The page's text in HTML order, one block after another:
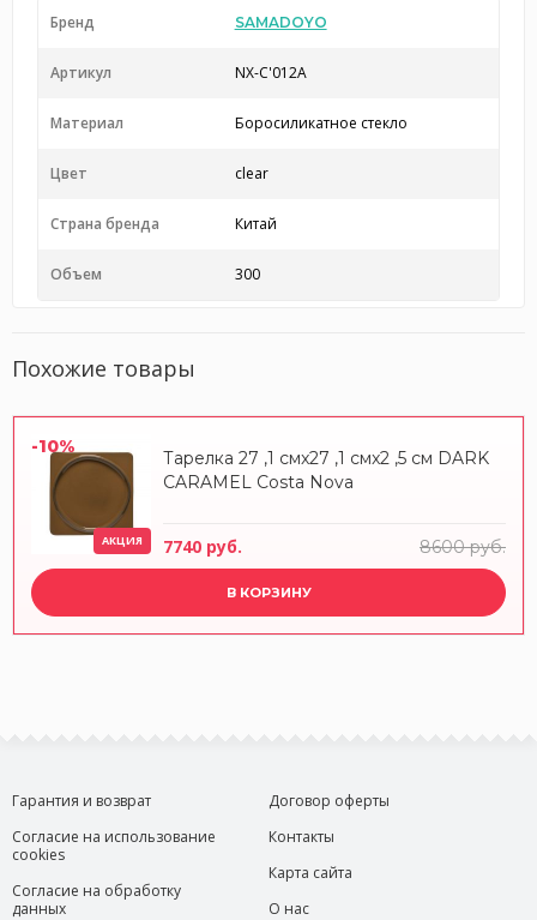
Бренд SAMADOYO
Артикул NX-C'012A
Материал Боросиликатное стекло
Цвет clear
Страна бренда Китай
Объем 300
Похожие товары
-10%
АКЦИЯ
Тарелка 27 ,1 смx27 ,1 смx2 ,5 см DARK
CARAMEL Costa Nova
7740 руб. 8600 руб.
В КОРЗИНУ
Гарантия и возврат
Согласие на использование
cookies
Согласие на обработку
данных
Договор оферты
Контакты
Карта сайта
О нас